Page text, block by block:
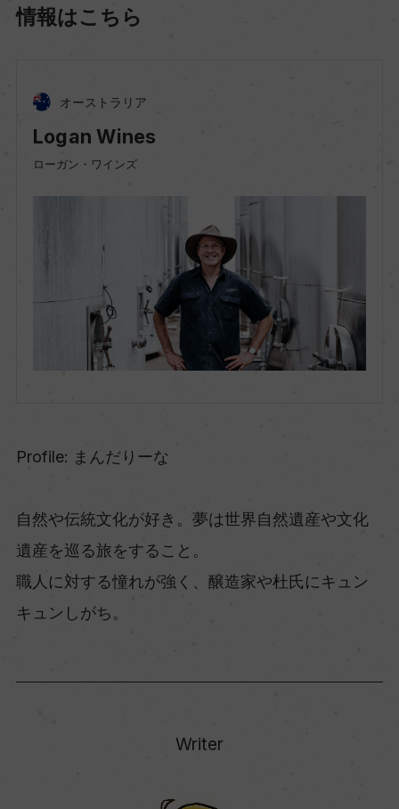
情報はこちら
オーストラリア
Logan Wines
ローガン・ワインズ
Profile: まんだりーな
自然や伝統文化が好き。夢は世界自然遺産や文化
遺産を巡る旅をすること。
職人に対する憧れが強く、醸造家や杜氏にキュン
キュンしがち。
Writer